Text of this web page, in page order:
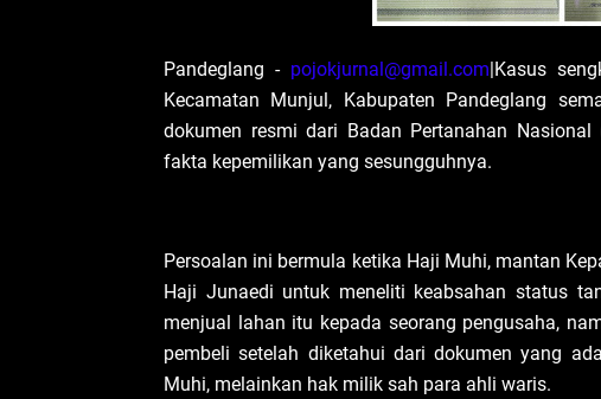
Pandeglang - pojokjurnal@gmail.com|Kasus
Kecamatan Munjul, Kabupaten Pandeglang
dokumen resmi dari Badan Pertanahan
fakta kepemilikan yang sesungguhnya.
Persoalan ini bermula ketika Haji Muhi, mantan
Haji Junaedi untuk meneliti keabsahan status
menjual lahan itu kepada seorang pengusaha,
pembeli setelah diketahui dari dokumen yang
Muhi, melainkan hak milik sah para ahli waris.